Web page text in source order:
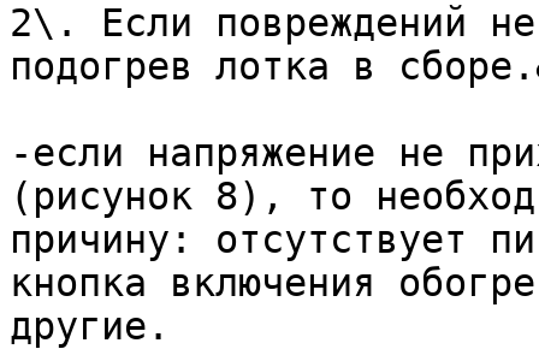
2\. Если повреждений
подогрев лотка в
-если напряжение не
(рисунок 8), то
причину: отсутствует
кнопка включения
другие.